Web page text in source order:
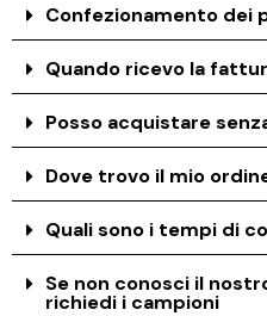
Confezionamento dei
Quando ricevo la
Posso acquistare
Dove trovo il mio
Quali sono i tempi di
Se non conosci il
richiedi i campioni